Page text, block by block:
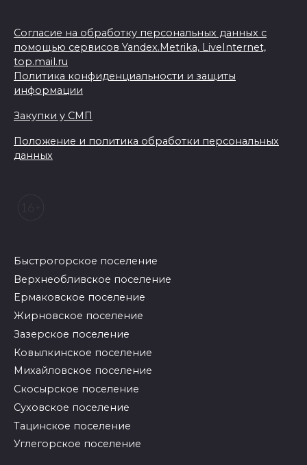
Согласие на обработку персональных данных с
помощью сервисов Yandex.Metrika, LiveInternet,
top.mail.ru
Политика конфиденциальности и защиты
информации
Закупки у СМП
Положение и политика обработки персональных
данных
Быстрогорское поселение
Верхнеобливское поселение
Ермаковское поселение
Жирновское поселение
Зазерское поселение
Ковылкинское поселение
Михайловское поселение
Скосырское поселение
Суховское поселение
Тацинское поселение
Углегорское поселение